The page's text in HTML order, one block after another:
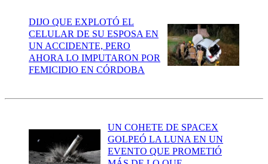
DIJO QUE EXPLOTÓ EL
CELULAR DE SU ESPOSA EN
UN ACCIDENTE, PERO
AHORA LO IMPUTARON POR
FEMICIDIO EN CÓRDOBA
UN COHETE DE SPACEX
GOLPEÓ LA LUNA EN UN
EVENTO QUE PROMETIÓ